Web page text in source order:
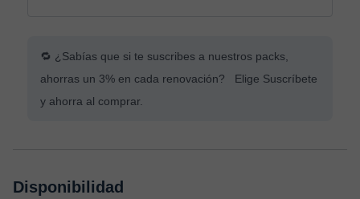
🔁 ¿Sabías que si te suscribes a nuestros packs,
ahorras un 3% en cada renovación? Elige Suscríbete
y ahorra al comprar.
Disponibilidad